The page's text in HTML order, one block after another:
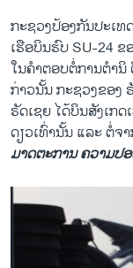
ພາສາຕ່າງໆ
ກະຊວງປ້ອງກັນປະເ
ເຮືອບິນຮົບ SU-24
ໃນຄຳຕອບຕໍ່ການຕຳນິ
ກ່າວນັ້ນ ກະຊວງຂອງ
ຣັດເຊຍ ໄດ້ບິນສັງເກ
ດຽວເທົ່ານັ້ນ ແລະ ຕໍ່ຈ
ມາດຕະການ ຄວາມປ